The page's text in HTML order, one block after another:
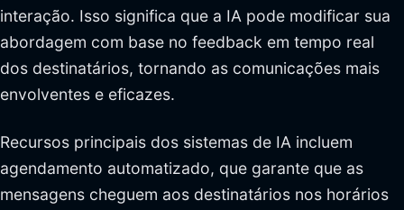
interação. Isso significa que a IA pode modificar sua
abordagem com base no feedback em tempo real
dos destinatários, tornando as comunicações mais
envolventes e eficazes.
Recursos principais dos sistemas de IA incluem
agendamento automatizado, que garante que as
mensagens cheguem aos destinatários nos horários